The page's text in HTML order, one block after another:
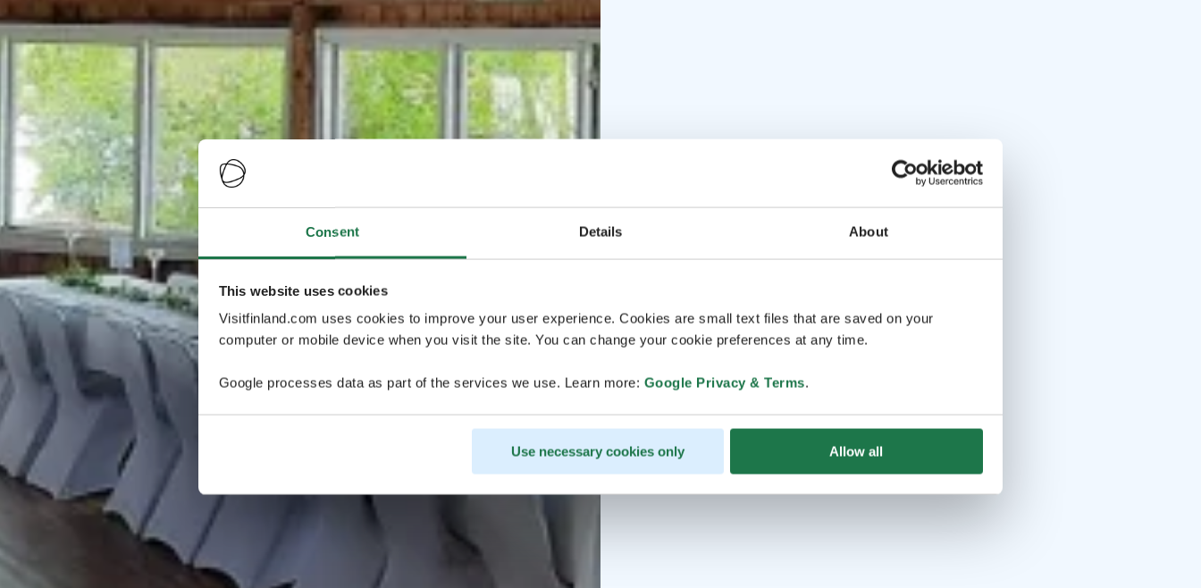
Consent Details About
This website uses cookies
Visitfinland.com uses cookies to improve your user experience. Cookies are small text files that are saved on your
computer or mobile device when you visit the site. You can change your cookie preferences at any time.
Google processes data as part of the services we use. Learn more: Google Privacy & Terms.
Use necessary cookies only Allow all